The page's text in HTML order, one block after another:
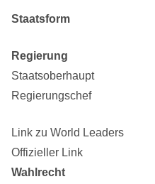
Staatsform
Regierung
Staatsoberhaupt
Regierungschef
Link zu World Leaders
Offizieller Link
Wahlrecht